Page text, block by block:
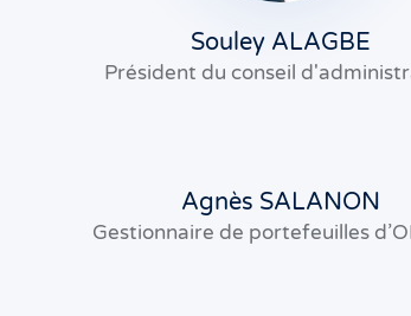
Souley ALAGBE
Président du conseil
Agnès SALANON
Gestionnaire de portefeuilles